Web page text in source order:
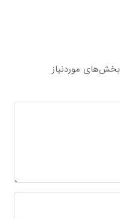
بخش‌های موردنیاز